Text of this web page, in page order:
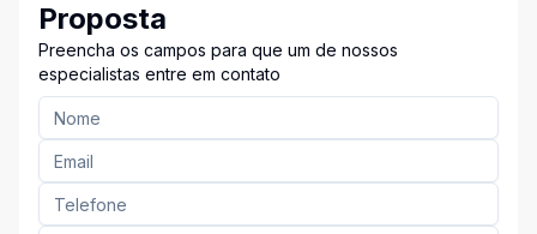
Proposta
Preencha os campos para que um de nossos
especialistas entre em contato